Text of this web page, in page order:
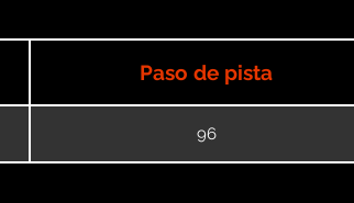
Paso de pista
96